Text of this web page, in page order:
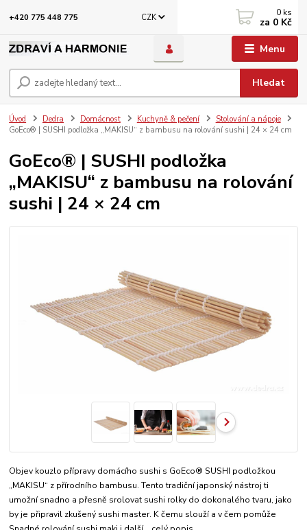
Menu
CZK
Hledat
+420 775 448 775 0 ks
za 0 Kč
Úvod Dedra Domácnost Kuchyně & pečení
Stolování a nápoje
GoEco® | SUSHI podložka „MAKISU“ z bambusu na rolování sushi | 24 × 24 cm
GoEco® | SUSHI podložka
„MAKISU“ z bambusu na rolování
sushi | 24 × 24 cm
Objev kouzlo přípravy domácího sushi s GoEco® SUSHI podložkou
„MAKISU“ z přírodního bambusu. Tento tradiční japonský nástroj ti
umožní snadno a přesně srolovat sushi rolky do dokonalého tvaru, jako
by je připravil zkušený sushi master. K čemu slouží a v čem pomůže